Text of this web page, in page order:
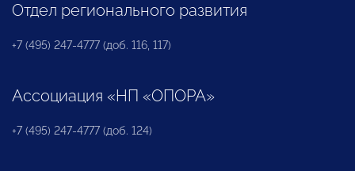
Отдел регионального развития
+7 (495) 247-4777 (доб. 116, 117)
Ассоциация «НП «ОПОРА»
+7 (495) 247-4777 (доб. 124)